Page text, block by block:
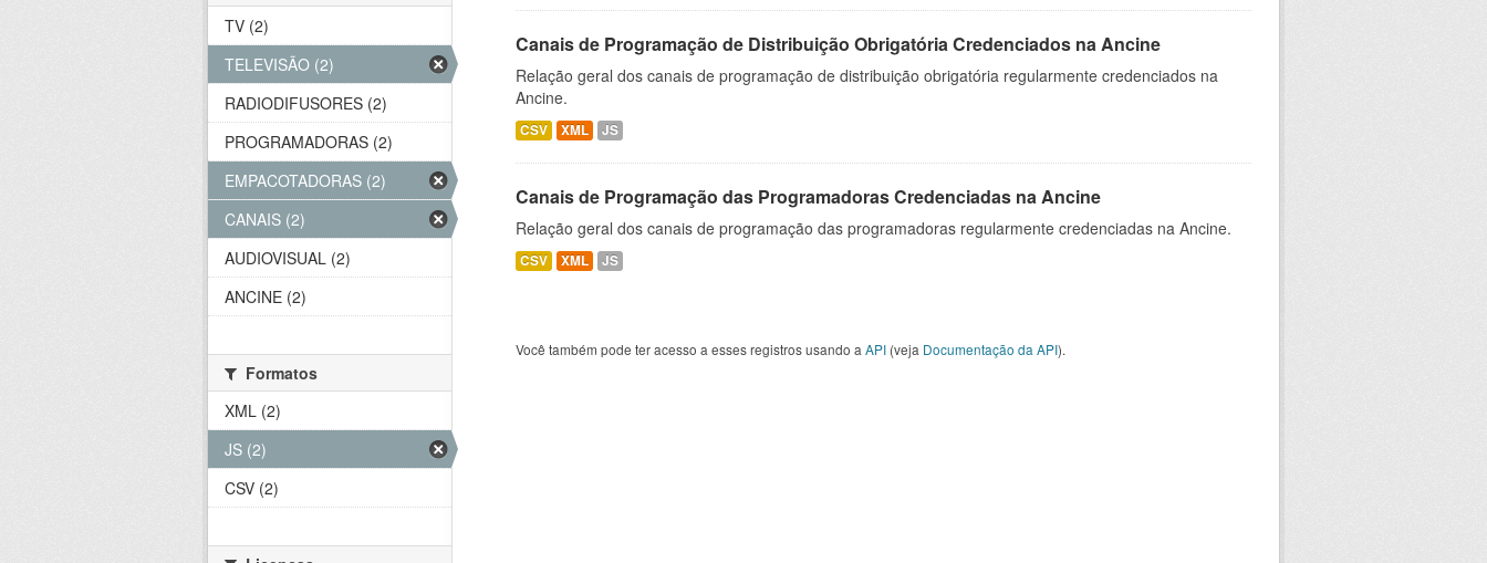
Canais de Programação de Distribuição Obrigatória Credenciados na Ancine
Relação geral dos canais de programação de distribuição obrigatória regularmente credenciados na
Ancine.
CSV XML JS
Canais de Programação das Programadoras Credenciadas na Ancine
Relação geral dos canais de programação das programadoras regularmente credenciadas na Ancine.
CSV XML JS
Você também pode ter acesso a esses registros usando a API (veja Documentação da API).
TV (2)
TELEVISÃO (2)
RADIODIFUSORES (2)
PROGRAMADORAS (2)
EMPACOTADORAS (2)
CANAIS (2)
AUDIOVISUAL (2)
ANCINE (2)
Formatos
XML (2)
JS (2)
CSV (2)